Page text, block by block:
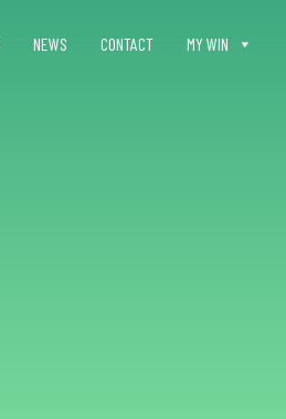
NEWS CONTACT MY WIN